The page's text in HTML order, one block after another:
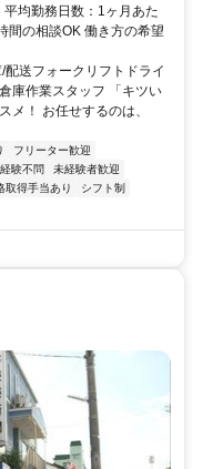
均勤務日数：1ヶ月あた
の相談OK 働き方の希望
送フォークリフトドライ
庫作業スタッフ 「キツい
メ！ お任せするのは、
フリーター歓迎
経験不問
未経験者歓迎
取得手当あり
シフト制